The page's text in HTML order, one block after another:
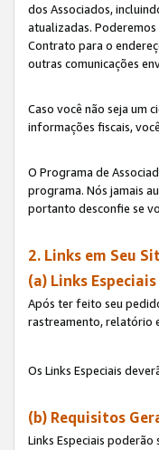
dos Associados,
atualizadas.
Contrato para o
outras comunicações
Caso você não seja um
informações fiscais,
O Programa de
programa. Nós jamais
portanto desconfie se
2. Links em Seu
(a) Links Especiais
Após ter feito seu
rastreamento, relatório
Os Links Especiais
(b) Requisitos
Links Especiais